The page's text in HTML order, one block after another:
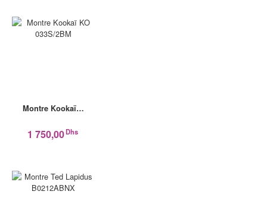
Montre Kookaï…
1 750,00Dhs